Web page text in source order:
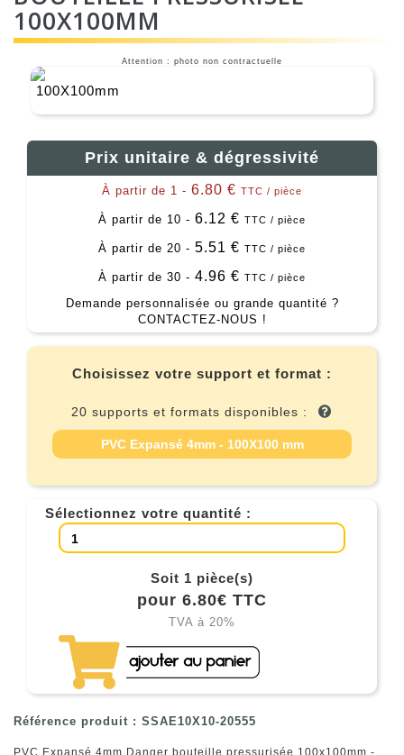
100X100MM
Attention : photo non contractuelle
Prix unitaire & dégressivité
À partir de 1 - 6.80 € TTC / pièce
À partir de 10 - 6.12 € TTC / pièce
À partir de 20 - 5.51 € TTC / pièce
À partir de 30 - 4.96 € TTC / pièce
Demande personnalisée ou grande quantité ?
CONTACTEZ-NOUS !
Choisissez votre support et format :
20 supports et formats disponibles :
PVC Expansé 4mm - 100X100 mm
Sélectionnez votre quantité :
Soit 1 pièce(s)
pour 6.80€ TTC
TVA à 20%
Référence produit : SSAE10X10-20555
PVC Expansé 4mm Danger bouteille pressurisée 100x100mm -